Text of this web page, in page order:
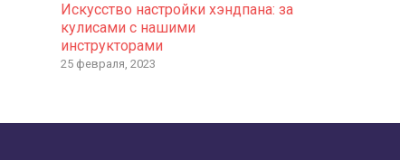
Искусство настройки хэндпана: за
кулисами с нашими
инструкторами
25 февраля, 2023